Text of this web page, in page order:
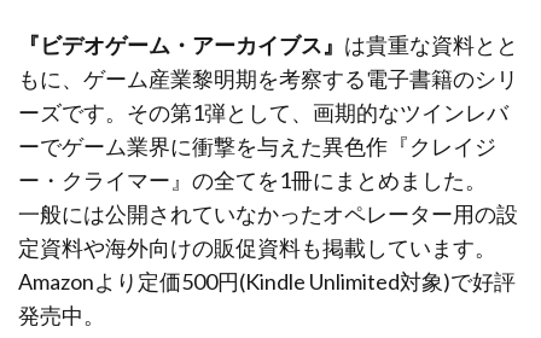
『ビデオゲーム・アーカイブス』 は貴重な資料とと
もに、ゲーム産業黎明期を考察する電子書籍のシリ
ーズです。その第1弾として、画期的なツインレバ
ーでゲーム業界に衝撃を与えた異色作『クレイジ
ー・クライマー』の全てを1冊にまとめました。
一般には公開されていなかったオペレーター用の設
定資料や海外向けの販促資料も掲載しています。
Amazonより定価500円(Kindle Unlimited対象)で好評
発売中。